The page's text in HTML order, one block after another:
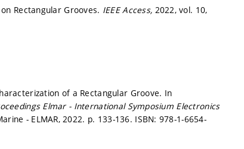
Rectangular Grooves. IEEE Access, 2022, vol. 10,
of a Rectangular Groove. In
Elmar - International Symposium Electronics
- ELMAR, 2022. p. 133-136. ISBN: 978-1-6654-